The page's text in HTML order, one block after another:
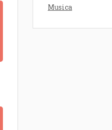
Musica